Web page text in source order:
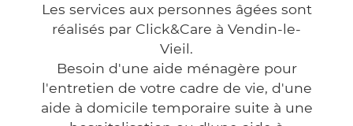
Les services aux personnes âgées sont
réalisés par Click&Care à Vendin-le-
Vieil.
Besoin d'une aide ménagère pour
l'entretien de votre cadre de vie, d'une
aide à domicile temporaire suite à une